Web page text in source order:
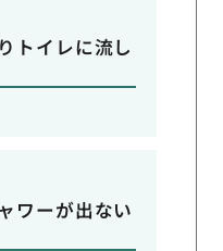
トイレに流し
ワーが出ない